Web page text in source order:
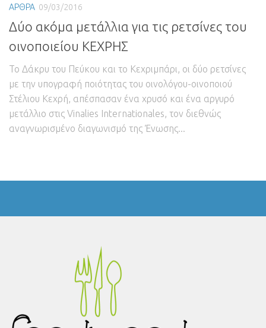
ΑΡΘΡΑ 09/03/2016
Δύο ακόμα μετάλλια για τις ρετσίνες του
οινοποιείου ΚΕΧΡΗΣ
Το Δάκρυ του Πεύκου και το Κεχριμπάρι, οι δύο ρετσίνες
με την υπογραφή ποιότητας του οινολόγου-οινοποιού
Στέλιου Κεχρή, απέσπασαν ένα χρυσό και ένα αργυρό
μετάλλιο στις Vinalies Internationales, τον διεθνώς
αναγνωρισμένο διαγωνισμό της Ένωσης...